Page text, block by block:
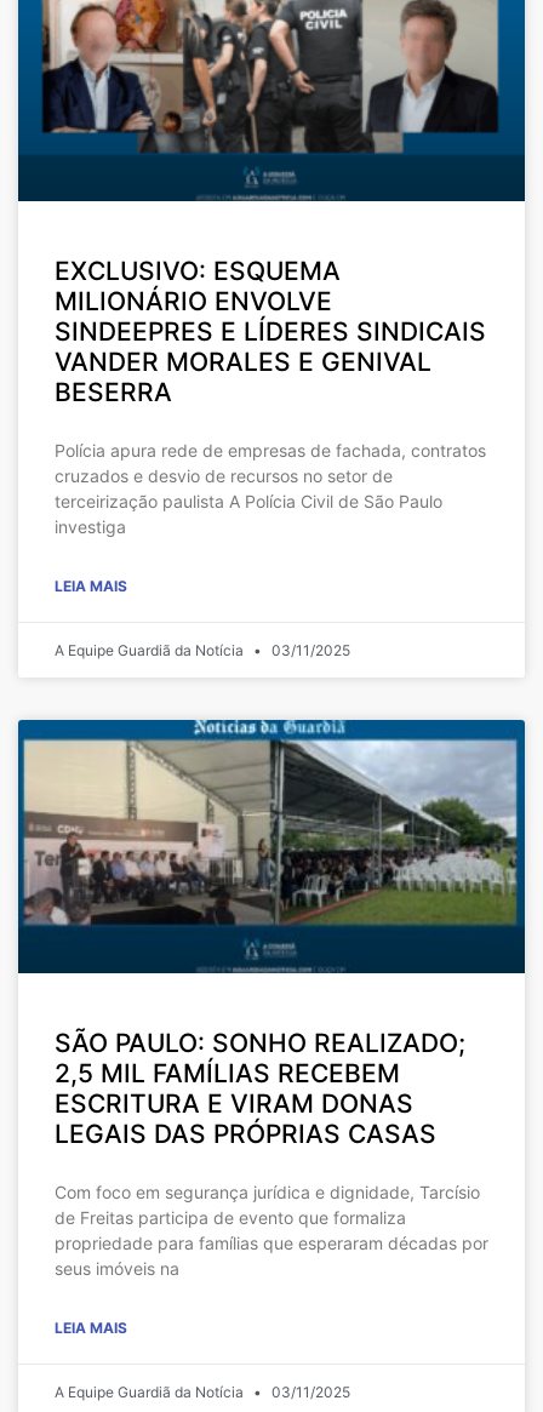
EXCLUSIVO: ESQUEMA
MILIONÁRIO ENVOLVE
SINDEEPRES E LÍDERES SINDICAIS
VANDER MORALES E GENIVAL
BESERRA
Polícia apura rede de empresas de fachada, contratos
cruzados e desvio de recursos no setor de
terceirização paulista A Polícia Civil de São Paulo
investiga
LEIA MAIS
A Equipe Guardiã da Notícia 03/11/2025
SÃO PAULO: SONHO REALIZADO;
2,5 MIL FAMÍLIAS RECEBEM
ESCRITURA E VIRAM DONAS
LEGAIS DAS PRÓPRIAS CASAS
Com foco em segurança jurídica e dignidade, Tarcísio
de Freitas participa de evento que formaliza
propriedade para famílias que esperaram décadas por
seus imóveis na
LEIA MAIS
A Equipe Guardiã da Notícia 03/11/2025